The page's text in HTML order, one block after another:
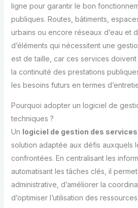
ligne pour garantir le bon
publiques. Routes, bâtiments,
urbains ou encore réseaux d’eau et
d’éléments qui nécessitent une
est de taille, car ces services
la continuité des prestations
les besoins futurs en termes
Pourquoi adopter un logiciel de
techniques ?
Un logiciel de gestion des
solution adaptée aux défis auxquels
confrontées. En centralisant les
automatisant les tâches clés, il
administrative, d’améliorer la
d’optimiser l’utilisation des